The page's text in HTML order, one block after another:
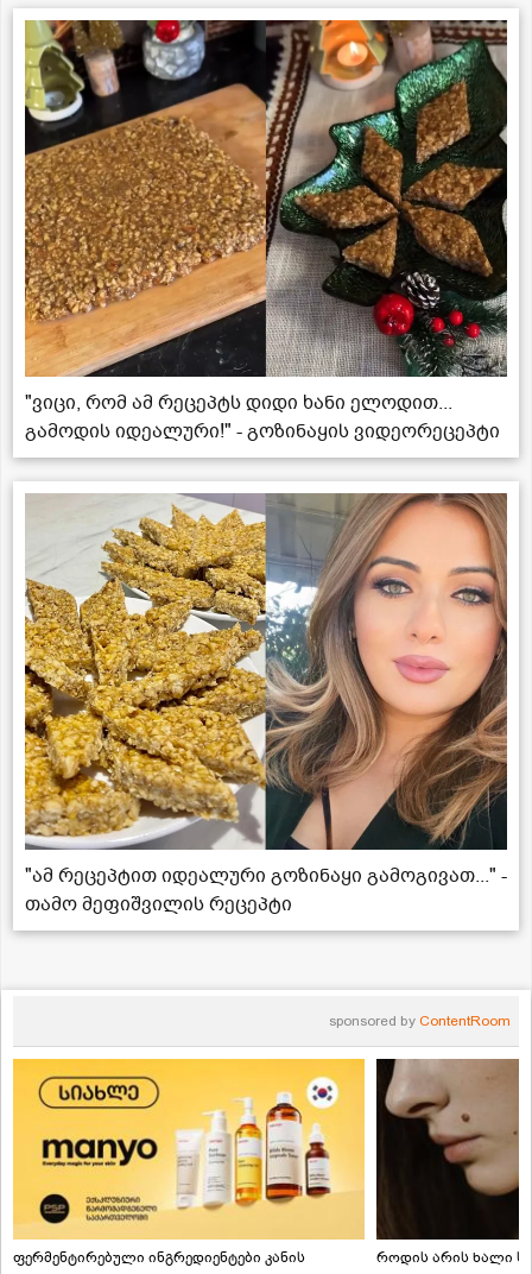
"ვიცი, რომ ამ რეცეპტს დიდი ხანი ელოდით...
გამოდის იდეალური!" - გოზინაყის ვიდეორეცეპტი
"ამ რეცეპტით იდეალური გოზინაყი გამოგივათ..." -
თამო მეფიშვილის რეცეპტი
sponsored by ContentRoom
ფერმენტირებული ინგრედიენტები კანის
როდის არის ხალი